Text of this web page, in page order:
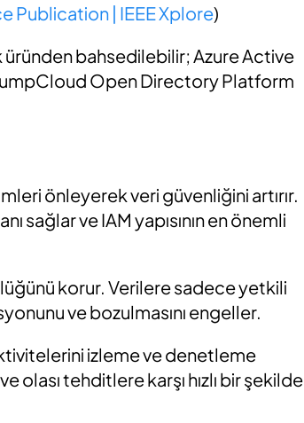
Publication | IEEE Xplore)
bahsedilebilir; Azure Active
Open Directory Platform
önleyerek veri güvenliğini artırır.
sağlar ve IAM yapısının en önemli
korur. Verilere sadece yetkili
ve bozulmasını engeller.
izleme ve denetleme
olası tehditlere karşı hızlı bir şekilde